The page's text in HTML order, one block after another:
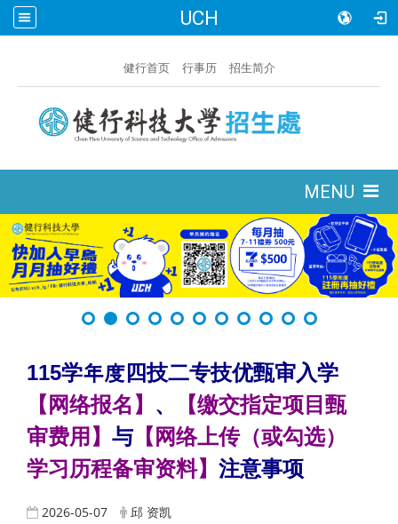
UCH
健行首页 行事历 招生简介
MENU
115学年度四技二专技优甄审入学
【网络报名】 、
【缴交指定项目甄
审费用】 与 【网络上传（或勾选）
学习历程备审资料】 注意事项
2026-05-07 邱 资凯